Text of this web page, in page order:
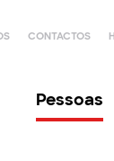
CONTACTOS
Pessoas